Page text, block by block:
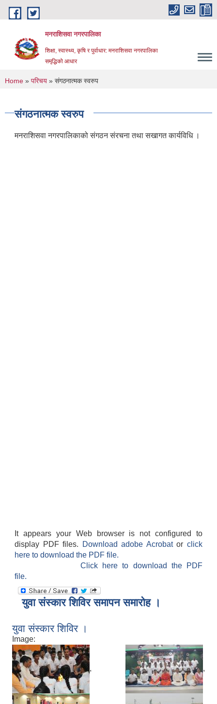
Skip to main content
मनराशिसवा नगरपालिका
शिक्षा, स्वास्थ्य, कृषि र पुर्वाधार: मनराशिसवा नगरपालिका
समृद्धिको आधार
You are here
Home » परिचय » संगठनात्मक स्वरुप
संगठनात्मक स्वरुप
मनराशिसवा नगरपालिकाको संगठन संरचना तथा सखागत कार्यविधि ।
It appears your Web browser is not configured to
display PDF files.
Download adobe Acrobatorclick
here to download the PDF file.
Click here to download the PDF
file.
युवा संस्कार शिविर समापन समारोह ।
युवा संस्कार शिविर ।
Image:
, ,